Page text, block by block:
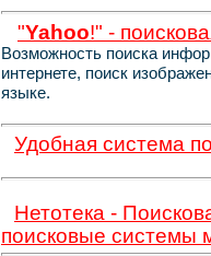
"Yahoo!" -
Возможность поиска
интернете, поиск
языке.
Удобная система
Нетотека -
поисковые системы